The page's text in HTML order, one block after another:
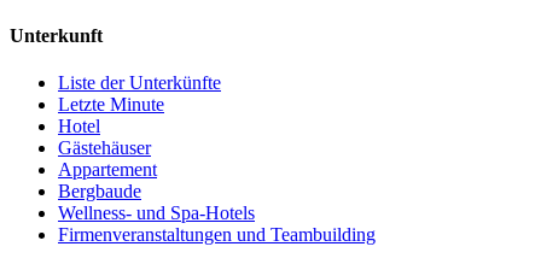
Unterkunft
Liste der Unterkünfte
Letzte Minute
Hotel
Gästehäuser
Appartement
Bergbaude
Wellness- und Spa-Hotels
Firmenveranstaltungen und Teambuilding